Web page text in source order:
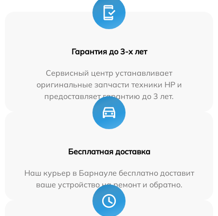
Гарантия до 3-х лет
Сервисный центр устанавливает
оригинальные запчасти техники HP и
предоставляет гарантию до 3 лет.
Бесплатная доставка
Наш курьер в Барнауле бесплатно доставит
ваше устройство на ремонт и обратно.